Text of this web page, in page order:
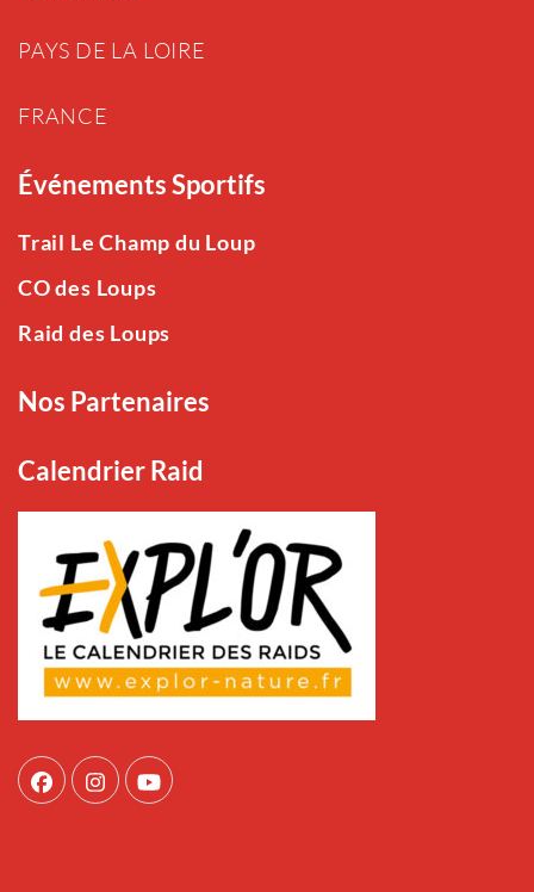
PAYS DE LA LOIRE
FRANCE
Événements Sportifs
Trail Le Champ du Loup
CO des Loups
Raid des Loups
Nos Partenaires
Calendrier Raid